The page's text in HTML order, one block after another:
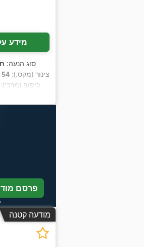
מידע
, סוג הנעה:
צינור (מקס.): 54 מ"מ
כיפוף (מרבי):
פרסם
מודעה קטנה